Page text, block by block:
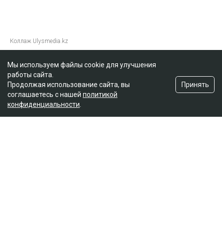
Отец погибшей в ДТП на аль-
Фараби потребовал с Александра
Пака 100 миллионов
Мы используем файлы cookie для улучшения
работы сайта.
Продолжая использование сайта, вы
соглашаетесь с нашей политикой
конфиденциальности
Принять